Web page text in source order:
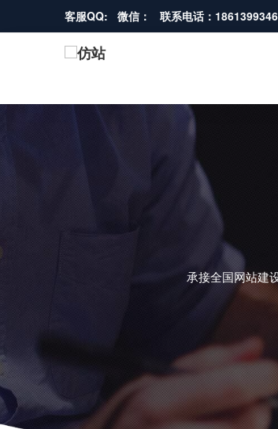
客服QQ: 微信： 联系电话：
承接全国网站建